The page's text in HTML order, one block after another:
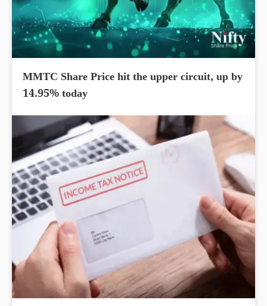
MMTC Share Price hit the upper circuit, up by
14.95% today